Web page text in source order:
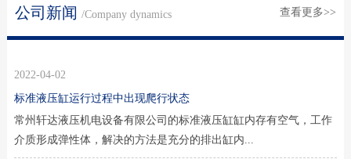
公司新闻 /Company dynamics 查看更多>>
2022-04-02
标准液压缸运行过程中出现爬行状态
常州轩达液压机电设备有限公司的标准液压缸缸内存有空气，工作
介质形成弹性体，解决的方法是充分的排出缸内...